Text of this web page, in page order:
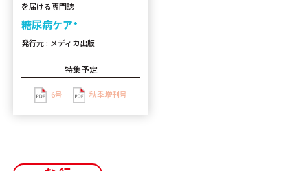
を届ける専門誌
糖尿病ケア⁺
発行元 : メディカ出版
特集予定
6号 秋季増刊号